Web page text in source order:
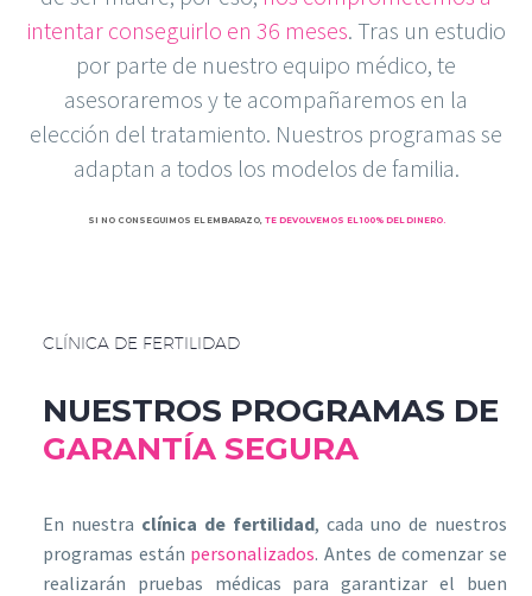
intentar conseguirlo en 36 meses. Tras un estudio
por parte de nuestro equipo médico, te
asesoraremos y te acompañaremos en la
elección del tratamiento. Nuestros programas se
adaptan a todos los modelos de familia.
SI NO CONSEGUIMOS EL EMBARAZO, TE DEVOLVEMOS EL 100% DEL DINERO.
CLÍNICA DE FERTILIDAD
NUESTROS PROGRAMAS DE
GARANTÍA SEGURA
En nuestra clínica de fertilidad, cada uno de nuestros
programas están personalizados. Antes de comenzar se
realizarán pruebas médicas para garantizar el buen